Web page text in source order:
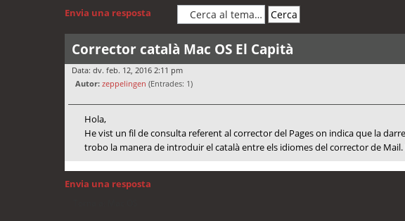
Envia una resposta
Corrector català Mac OS El Capità
Data: dv. feb. 12, 2016 2:11 pm
Autor: zeppelingen (Entrades: 1)
Hola,
He vist un fil de consulta referent al corrector del Pages on indica que la
trobo la manera de introduir el català entre els idiomes del corrector de
Envia una resposta